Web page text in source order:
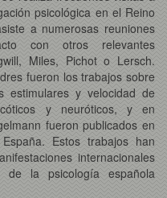
psicológica en el Reino
a numerosas reuniones
con otros relevantes
Miles, Pichot o Lersch.
fueron los trabajos sobre
estimulares y velocidad de
y neuróticos, y en
fueron publicados en
Estos trabajos han
internacionales
de la psicología española